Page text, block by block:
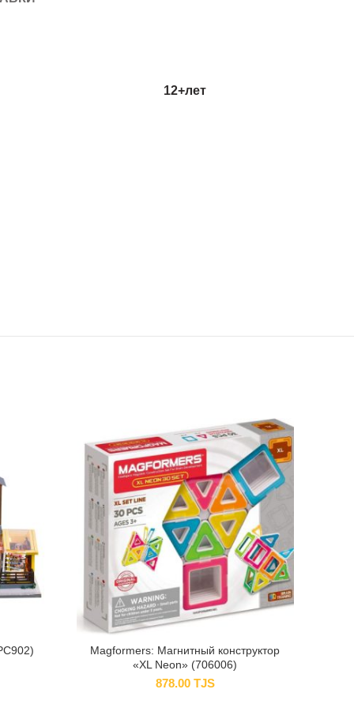
12+лет
Magformers: Магнитный конструктор
«XL Neon» (706006)
878.00 TJS